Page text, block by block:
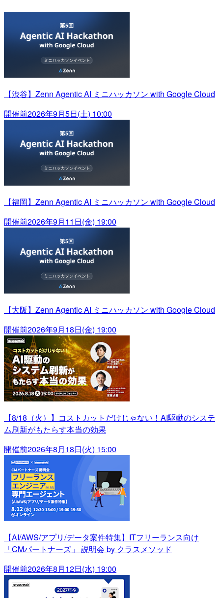
【渋谷】Zenn Agentic AI ミニハッカソン with Google Cloud
開催前2026年9月5日(土) 10:00
【福岡】Zenn Agentic AI ミニハッカソン with Google Cloud
開催前2026年9月11日(金) 19:00
【大阪】Zenn Agentic AI ミニハッカソン with Google Cloud
開催前2026年9月18日(金) 19:00
【8/18（火）】コストカットだけじゃない！AI駆動のシステ
ム刷新がもたらす本当の効果
開催前2026年8月18日(火) 15:00
【AI/AWS/アプリ/データ案件特集】ITフリーランス向け
「CMパートナーズ」 説明会 by クラスメソッド
開催前2026年8月12日(水) 19:00